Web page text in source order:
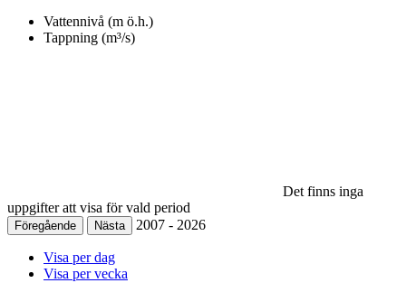
Vattennivå (m ö.h.)
Tappning (m³/s)
Det finns inga
uppgifter att visa för vald period
Föregående Nästa 2007 - 2026
Visa per dag
Visa per vecka